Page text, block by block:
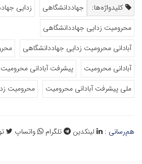
کلیدواژه‌ها: جهاددانشگاهی
زدایی
محرومیت زدایی جهاددانشگاهی
آبادانی محرومیت زدایی جهاددانشگاهی
آبادانی محرومیت
پیشرفت آبادانی محرومیت
ملی پیشرفت آبادانی محرومیت
محرومیت
هم‌رسانی : لینکدین تلگرام واتساپ